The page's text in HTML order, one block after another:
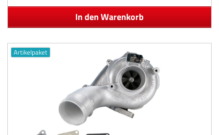
In den Warenkorb
Artikelpaket